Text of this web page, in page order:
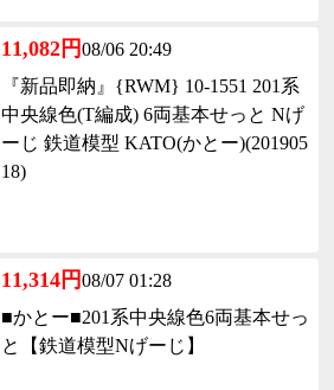
11,082円08/06 20:49
『新品即納』{RWM} 10-1551 201系
中央線色(T編成) 6両基本せっと Nげ
ーじ 鉄道模型 KATO(かとー)(201905
18)
11,314円08/07 01:28
■かとー■201系中央線色6両基本せっ
と【鉄道模型Nげーじ】